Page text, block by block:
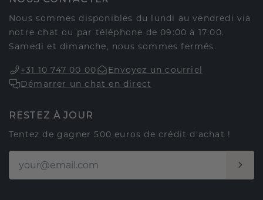
Nous sommes disponibles du lundi au vendredi via
notre chat ou par téléphone de 09:00 à 17:00.
Samedi et dimanche, nous sommes fermés.
+31 10 747 00 00
Envoyez un courriel
Démarrer un chat en direct
RESTEZ À JOUR
Tentez de gagner 500 euros de crédit d'achat !